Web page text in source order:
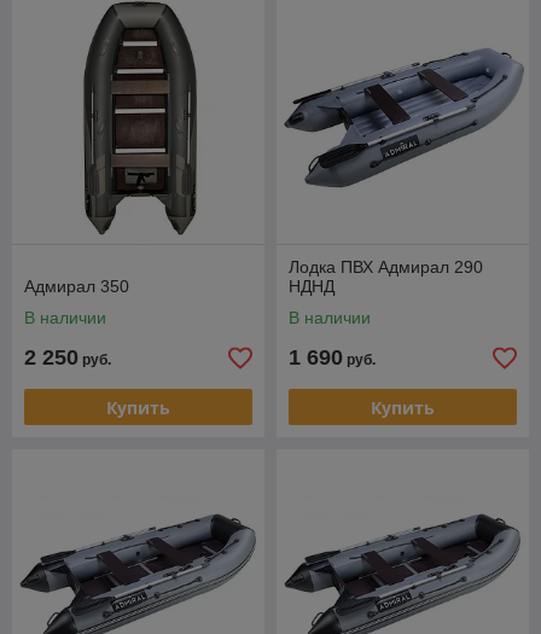
Адмирал 350
В наличии
2 250 руб.
Купить
Лодка ПВХ Адмирал 290
НДНД
В наличии
1 690 руб.
Купить